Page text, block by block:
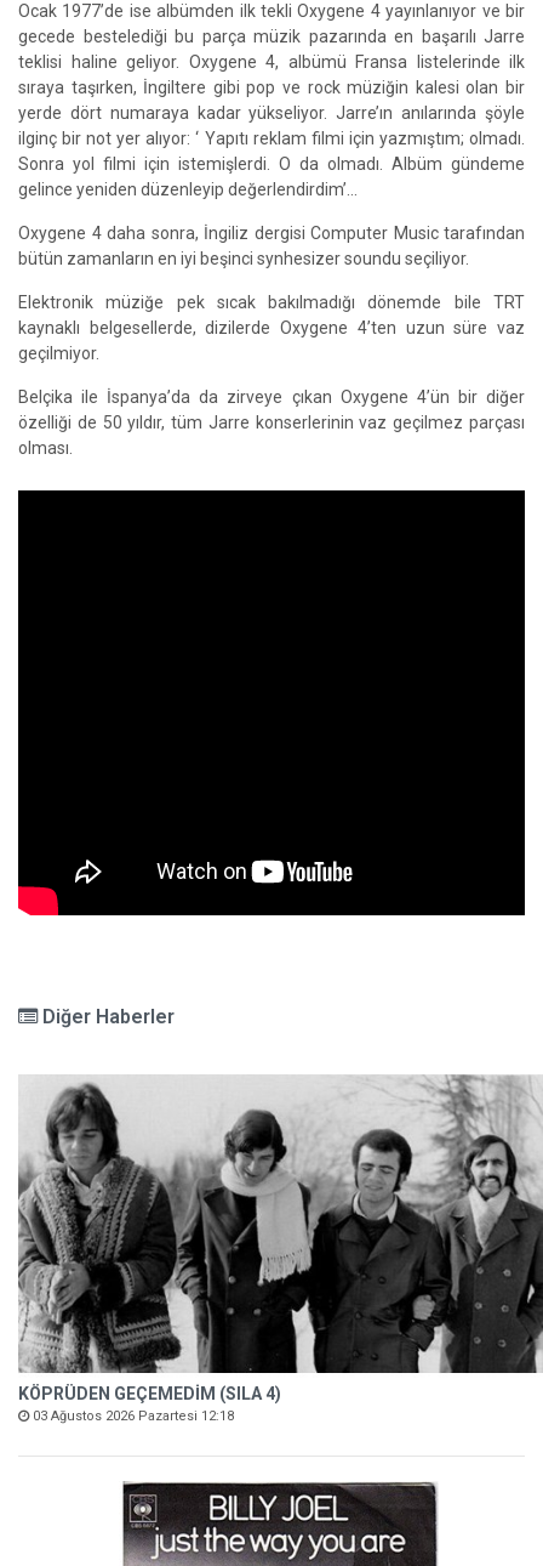
Ocak 1977’de ise albümden ilk tekli Oxygene 4 yayınlanıyor ve bir
gecede bestelediği bu parça müzik pazarında en başarılı Jarre
teklisi haline geliyor. Oxygene 4, albümü Fransa listelerinde ilk
sıraya taşırken, İngiltere gibi pop ve rock müziğin kalesi olan bir
yerde dört numaraya kadar yükseliyor. Jarre’ın anılarında şöyle
ilginç bir not yer alıyor: ‘ Yapıtı reklam filmi için yazmıştım; olmadı.
Sonra yol filmi için istemişlerdi. O da olmadı. Albüm gündeme
gelince yeniden düzenleyip değerlendirdim’...
Oxygene 4 daha sonra, İngiliz dergisi Computer Music tarafından
bütün zamanların en iyi beşinci synhesizer soundu seçiliyor.
Elektronik müziğe pek sıcak bakılmadığı dönemde bile TRT
kaynaklı belgesellerde, dizilerde Oxygene 4’ten uzun süre vaz
geçilmiyor.
Belçika ile İspanya’da da zirveye çıkan Oxygene 4’ün bir diğer
özelliği de 50 yıldır, tüm Jarre konserlerinin vaz geçilmez parçası
olması.
Diğer Haberler
KÖPRÜDEN GEÇEMEDİM (SILA 4)
03 Ağustos 2026 Pazartesi 12:18